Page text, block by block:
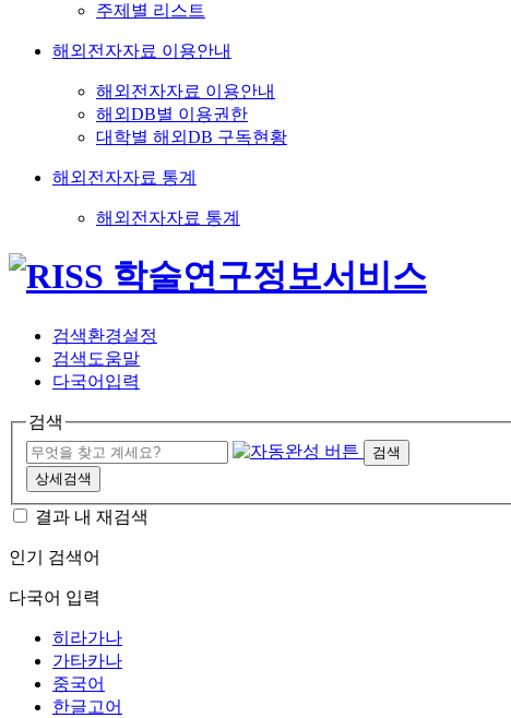
주제별 리스트
해외전자자료 이용안내
해외전자자료 이용안내
해외DB별 이용권한
대학별 해외DB 구독현황
해외전자자료 통계
해외전자자료 통계
검색환경설정
검색도움말
다국어입력
검색
검색
상세검색
결과 내 재검색
인기 검색어
다국어 입력
히라가나
가타카나
중국어
한글고어